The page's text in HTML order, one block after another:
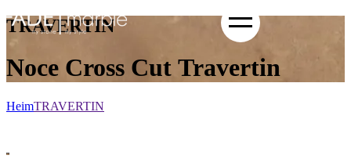
TRAVERTIN
Noce Cross Cut Travertin
HeimTRAVERTIN